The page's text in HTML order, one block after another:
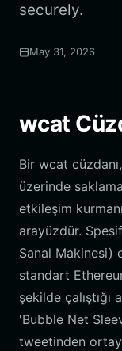
securely.
May 31, 2026
wcat
Bir wcat
üzerinde
etkileşim
arayüzdür.
Sanal Makinesi)
standart
şekilde çalıştığı
'Bubble Net
tweetinden